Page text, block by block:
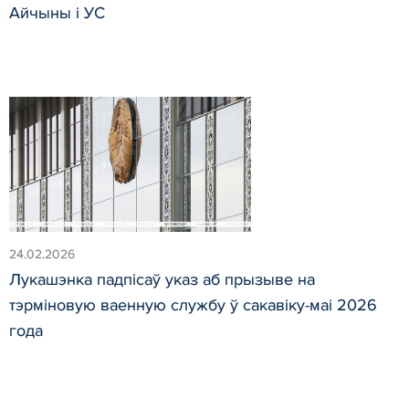
Айчыны і УС
24.02.2026
Лукашэнка падпісаў указ аб прызыве на
тэрміновую ваенную службу ў сакавіку-маі 2026
года